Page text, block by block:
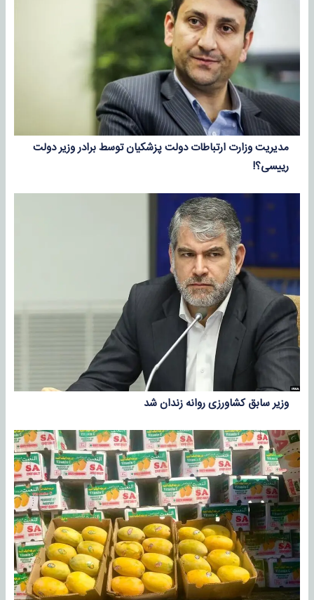
مدیریت وزارت ارتباطات دولت پزشکیان توسط برادر وزیر دولت
رییسی؟!
وزیر سابق کشاورزی روانه زندان شد